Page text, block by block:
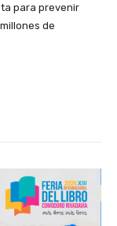
para prevenir
de